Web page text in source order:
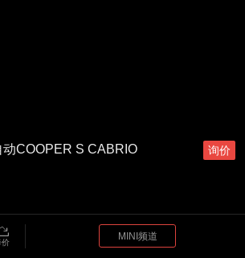
COOPER S CABRIO
价
MINI频道
询价